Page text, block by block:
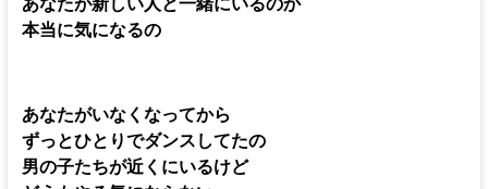
本当に気になるの
あなたがいなくなってから
ずっとひとりでダンスしてたの
男の子たちが近くにいるけど